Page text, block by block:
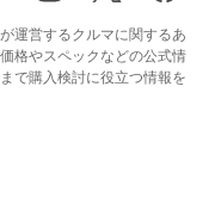
運営するクルマに関するあ
格やスペックなどの公式情
で購入検討に役立つ情報を